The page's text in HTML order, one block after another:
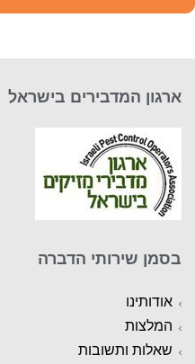
ארגון המדבירים בישראל
בסמן שירותי הדברה
אודותינו
המלצות
שאלות ותשובות